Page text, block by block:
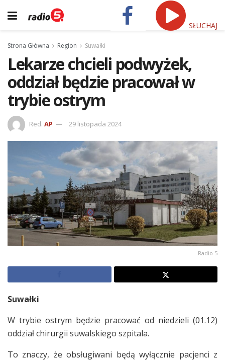
SŁUCHAJ
Strona Główna Region Suwałki
Lekarze chcieli podwyżek,
oddział będzie pracował w
trybie ostrym
Red. AP 29 listopada 2024
Radio 5
Suwałki
W trybie ostrym będzie pracować od niedzieli (01.12)
oddział chirurgii suwalskiego szpitala.
To znaczy, że obsługiwani będą wyłącznie pacjenci z